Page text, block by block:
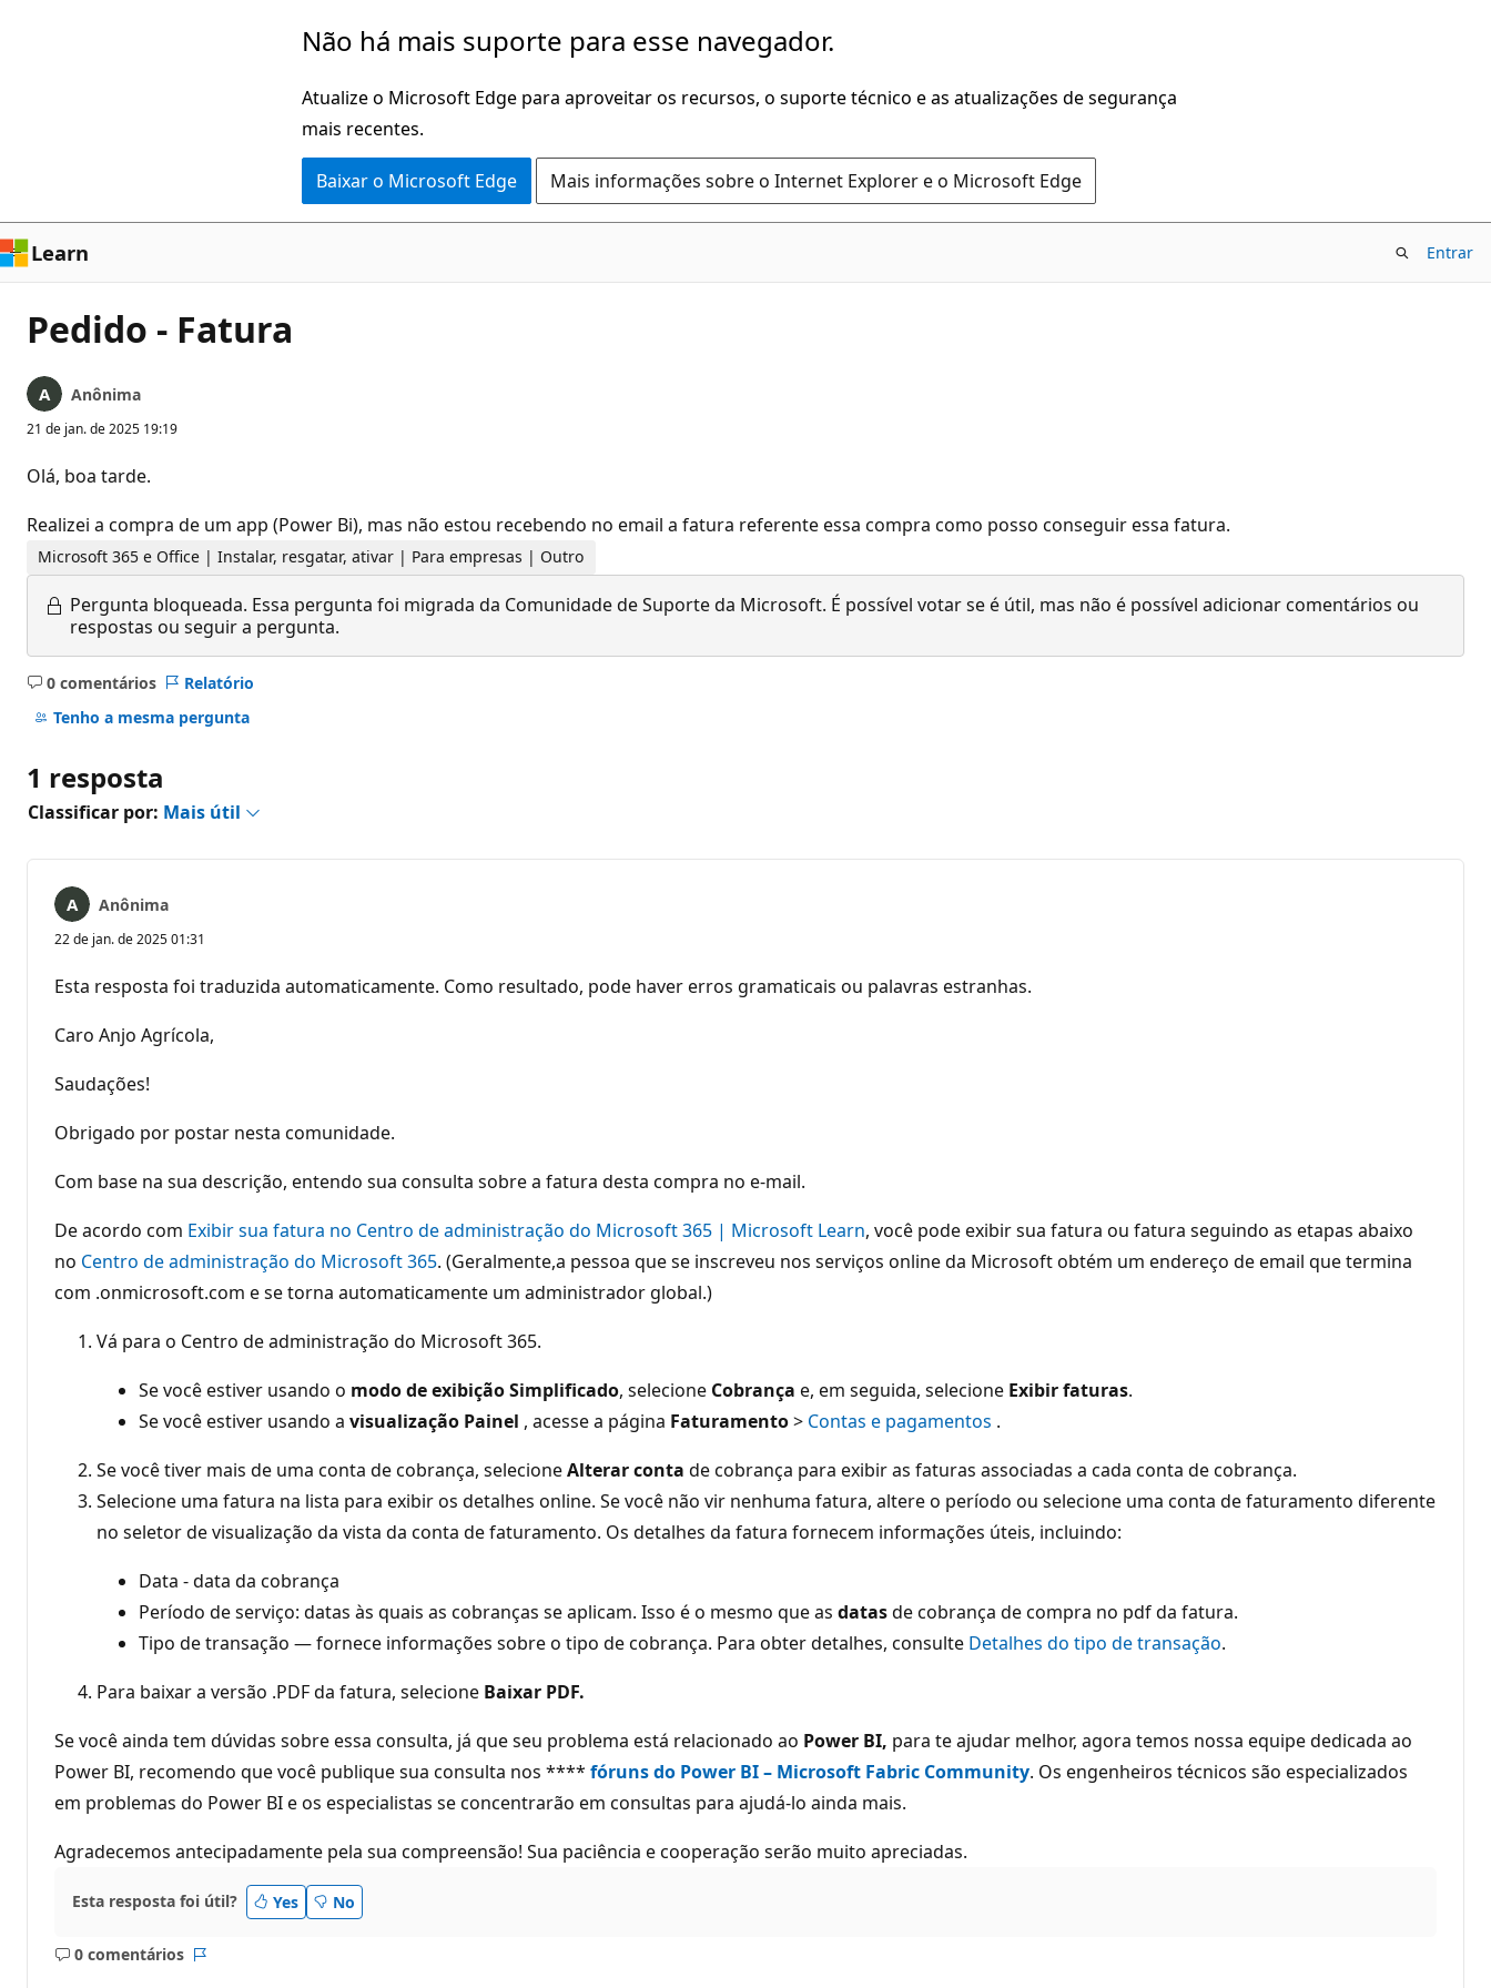
Não há mais suporte para esse navegador.
Atualize o Microsoft Edge para aproveitar os recursos, o suporte técnico e as atualizações de segurança
mais recentes.
Baixar o Microsoft Edge Mais informações sobre o Internet Explorer e o Microsoft Edge
Learn Entrar
Pedido - Fatura
Anônima
21 de jan. de 2025 19:19
Olá, boa tarde.
Realizei a compra de um app (Power Bi), mas não estou recebendo no email a fatura referente essa compra como posso conseguir essa fatura.
Microsoft 365 e Office | Instalar, resgatar, ativar | Para empresas | Outro
Pergunta bloqueada. Essa pergunta foi migrada da Comunidade de Suporte da Microsoft. É possível votar se é útil, mas não é possível adicionar comentários ou
respostas ou seguir a pergunta.
0 comentários
Sem
comentários
Relatório
Tenho a mesma pergunta
1 resposta
Classificar por: Mais útil
Anônima
22 de jan. de 2025 01:31
Esta resposta foi traduzida automaticamente. Como resultado, pode haver erros gramaticais ou palavras estranhas.
Caro Anjo Agrícola,
Saudações!
Obrigado por postar nesta comunidade.
Com base na sua descrição, entendo sua consulta sobre a fatura desta compra no e-mail.
De acordo com Exibir sua fatura no Centro de administração do Microsoft 365 | Microsoft Learn, você pode exibir sua fatura ou fatura seguindo as etapas abaixo
no Centro de administração do Microsoft 365. (Geralmente,a pessoa que se inscreveu nos serviços online da Microsoft obtém um endereço de email que termina
com .onmicrosoft.com e se torna automaticamente um administrador global.)
Vá para o Centro de administração do Microsoft 365.
Se você estiver usando o modo de exibição Simplificado, selecione Cobrança e, em seguida, selecione Exibir faturas.
Se você estiver usando a visualização Painel , acesse a página Faturamento> Contas e pagamentos .
Se você tiver mais de uma conta de cobrança, selecioneAlterar conta de cobrança para exibir as faturas associadas a cada conta de cobrança.
Selecione uma fatura na lista para exibir os detalhes online. Se você não vir nenhuma fatura, altere o período ou selecione uma conta de faturamento diferente
no seletor de visualização da vista da conta de faturamento. Os detalhes da fatura fornecem informações úteis, incluindo:
Data - data da cobrança
Período de serviço: datas às quais as cobranças se aplicam. Isso é o mesmo que as datasde cobrança de compra no pdf da fatura.
Tipo de transação — fornece informações sobre o tipo de cobrança. Para obter detalhes, consulte Detalhes do tipo de transação.
Para baixar a versão .PDF da fatura, selecione Baixar PDF.
Se você ainda tem dúvidas sobre essa consulta, já que seu problema está relacionado ao Power BI, para te ajudar melhor, agora temos nossa equipe dedicada ao
Power BI, recomendo que você publique sua consulta nos **** fóruns do Power BI – Microsoft Fabric Community. Os engenheiros técnicos são especializados
em problemas do Power BI e os especialistas se concentrarão em consultas para ajudá-lo ainda mais.
Agradecemos antecipadamente pela sua compreensão! Sua paciência e cooperação serão muito apreciadas.
Esta resposta foi útil? Yes No
0 comentários
Sem